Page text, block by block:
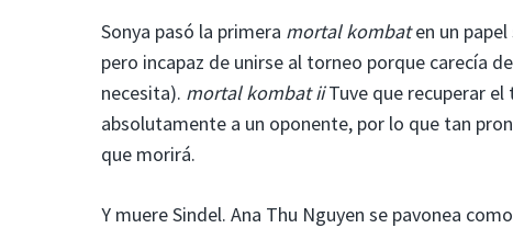
Sonya pasó la primera mortal kombaten un
pero incapaz de unirse al torneo porque carecía
necesita). mortal kombat iiTuve que recuperar
absolutamente a un oponente, por lo que tan
que morirá.
Y muere Sindel. Ana Thu Nguyen se pavonea